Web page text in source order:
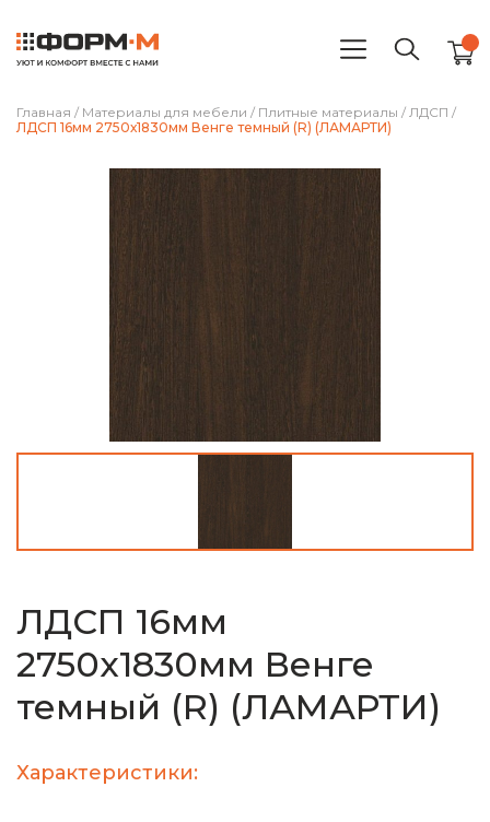
Главная / Материалы для мебели / Плитные материалы / ЛДСП /
ЛДСП 16мм 2750х1830мм Венге темный (R) (ЛАМАРТИ)
ЛДСП 16мм
2750х1830мм Венге
темный (R) (ЛАМАРТИ)
Характеристики: